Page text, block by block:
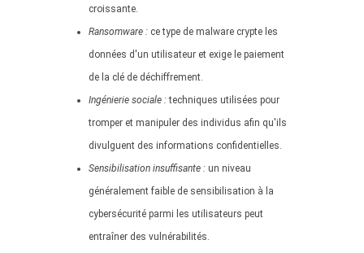
croissante.
Ransomware : ce type de malware crypte les
données d'un utilisateur et exige le paiement
de la clé de déchiffrement.
Ingénierie sociale :techniques utilisées pour
tromper et manipuler des individus afin qu'ils
divulguent des informations confidentielles.
Sensibilisation insuffisante : un niveau
généralement faible de sensibilisation à la
cybersécurité parmi les utilisateurs peut
entraîner des vulnérabilités.